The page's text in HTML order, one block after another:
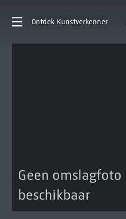
Ontdek Kunstverkenner
Geen omslagfoto
beschikbaar